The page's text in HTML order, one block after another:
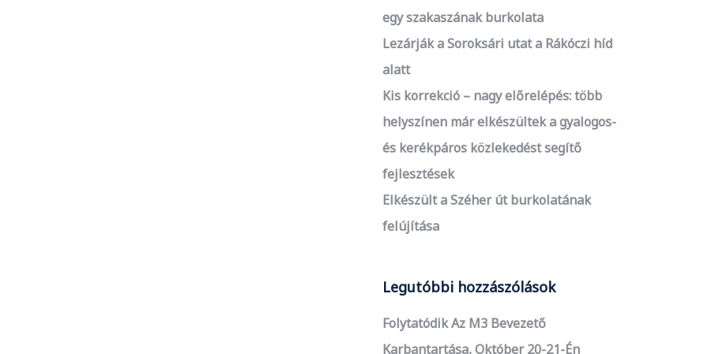
egy szakaszának burkolata
Lezárják a Soroksári utat a Rákóczi híd
alatt
Kis korrekció – nagy előrelépés: több
helyszínen már elkészültek a gyalogos-
és kerékpáros közlekedést segítő
fejlesztések
Elkészült a Széher út burkolatának
felújítása
Legutóbbi hozzászólások
Folytatódik Az M3 Bevezető
Karbantartása, Október 20-21-Én